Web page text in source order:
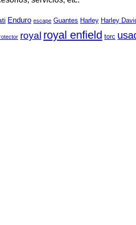
Enduro escape Guantes Harley Harley
royal royal enfield torc